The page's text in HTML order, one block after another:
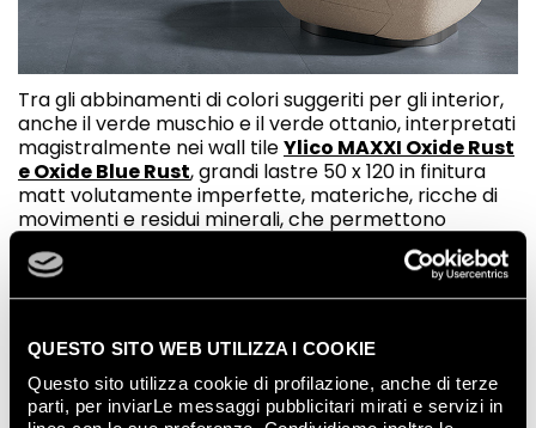
QUESTO SITO WEB UTILIZZA I COOKIE
Questo sito utilizza cookie di profilazione, anche di terze
parti, per inviarLe messaggi pubblicitari mirati e servizi in
Tra gli abbinamenti di colori suggeriti per gli interior,
anche il verde muschio e il verde ottanio, interpretati
magistralmente nei wall tileYlico MAXXI Oxide Rust
e Oxide Blue Rust, grandi lastre 50 x 120 in finitura
matt volutamente imperfette, materiche, ricche di
movimenti e residui minerali, che permettono
altrettanti accostamenti con wall tile decorativi di
ispirazione botanica e floreale, o con blocchi di
colore per arredare in stili diversi a seconda del
Gli abbinamenti di colori dell’armonia cromatica
autunno convivono felicemente inYlico MAXXI
Tropical Green, un grande decoro 120 x 278 che